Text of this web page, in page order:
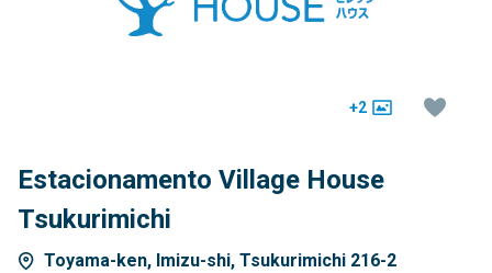
Estacionamento Village House
Tsukurimichi
Toyama-ken, Imizu-shi, Tsukurimichi 216-2
+2